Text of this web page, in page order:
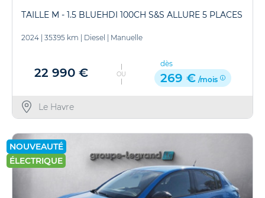
TAILLE M - 1.5 BLUEHDI 100CH S&S ALLURE 5 PLACES
2024 35395 km Diesel Manuelle
22 990 € OU
dès
269 € /mois
Le Havre
NOUVEAUTÉ
ÉLECTRIQUE